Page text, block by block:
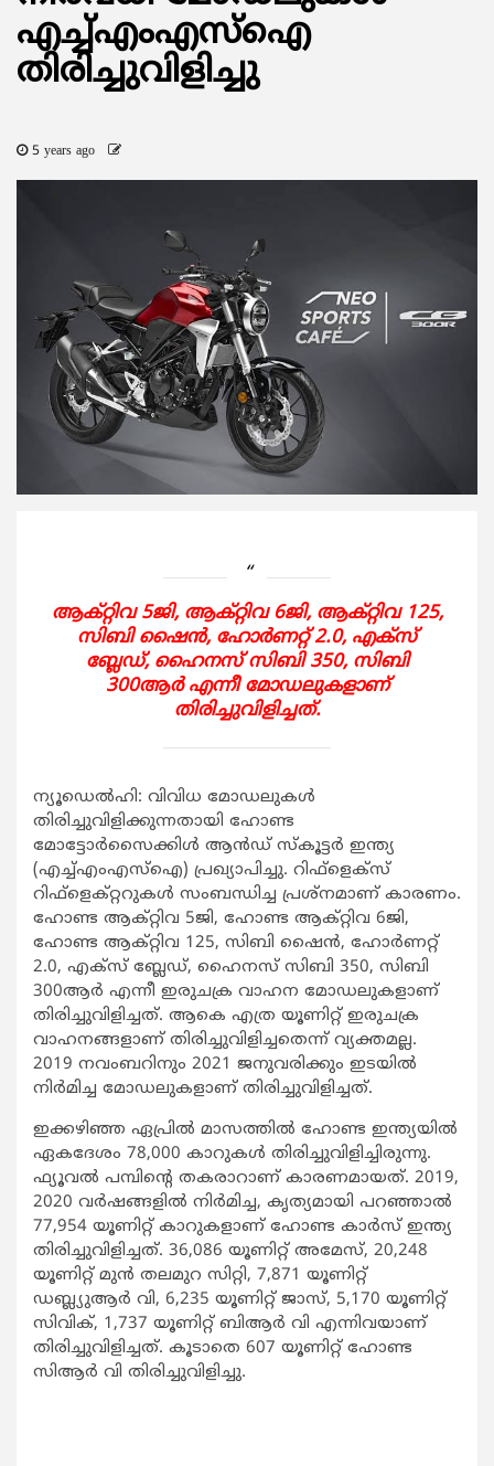
എച്ച്എംഎസ്‌ഐ
തിരിച്ചുവിളിച്ചു
5 years ago
ആക്റ്റിവ 5ജി, ആക്റ്റിവ 6ജി, ആക്റ്റിവ 125,
സിബി ഷൈന്‍, ഹോര്‍ണറ്റ് 2.0, എക്‌സ്
ബ്ലേഡ്, ഹൈനസ് സിബി 350, സിബി
300ആര്‍ എന്നീ മോഡലുകളാണ്
തിരിച്ചുവിളിച്ചത്.
ന്യൂഡെല്‍ഹി: വിവിധ മോഡലുകള്‍
തിരിച്ചുവിളിക്കുന്നതായി ഹോണ്ട
മോട്ടോര്‍സൈക്കിള്‍ ആന്‍ഡ് സ്‌കൂട്ടര്‍ ഇന്ത്യ
(എച്ച്എംഎസ്‌ഐ) പ്രഖ്യാപിച്ചു. റിഫ്‌ളെക്‌സ്
റിഫ്‌ളെക്റ്ററുകള്‍ സംബന്ധിച്ച പ്രശ്‌നമാണ് കാരണം.
ഹോണ്ട ആക്റ്റിവ 5ജി, ഹോണ്ട ആക്റ്റിവ 6ജി,
ഹോണ്ട ആക്റ്റിവ 125, സിബി ഷൈന്‍, ഹോര്‍ണറ്റ്
2.0, എക്‌സ് ബ്ലേഡ്, ഹൈനസ് സിബി 350, സിബി
300ആര്‍ എന്നീ ഇരുചക്ര വാഹന മോഡലുകളാണ്
തിരിച്ചുവിളിച്ചത്. ആകെ എത്ര യൂണിറ്റ് ഇരുചക്ര
വാഹനങ്ങളാണ് തിരിച്ചുവിളിച്ചതെന്ന് വ്യക്തമല്ല.
2019 നവംബറിനും 2021 ജനുവരിക്കും ഇടയില്‍
നിര്‍മിച്ച മോഡലുകളാണ് തിരിച്ചുവിളിച്ചത്.
ഇക്കഴിഞ്ഞ ഏപ്രില്‍ മാസത്തില്‍ ഹോണ്ട ഇന്ത്യയില്‍
ഏകദേശം 78,000 കാറുകള്‍ തിരിച്ചുവിളിച്ചിരുന്നു.
ഫ്യൂവല്‍ പമ്പിന്റെ തകരാറാണ് കാരണമായത്. 2019,
2020 വര്‍ഷങ്ങളില്‍ നിര്‍മിച്ച, കൃത്യമായി പറഞ്ഞാല്‍
77,954 യൂണിറ്റ് കാറുകളാണ് ഹോണ്ട കാര്‍സ് ഇന്ത്യ
തിരിച്ചുവിളിച്ചത്. 36,086 യൂണിറ്റ് അമേസ്, 20,248
യൂണിറ്റ് മുന്‍ തലമുറ സിറ്റി, 7,871 യൂണിറ്റ്
ഡബ്ല്യുആര്‍ വി, 6,235 യൂണിറ്റ് ജാസ്, 5,170 യൂണിറ്റ്
സിവിക്, 1,737 യൂണിറ്റ് ബിആര്‍ വി എന്നിവയാണ്
തിരിച്ചുവിളിച്ചത്. കൂടാതെ 607 യൂണിറ്റ് ഹോണ്ട
സിആര്‍ വി തിരിച്ചുവിളിച്ചു.